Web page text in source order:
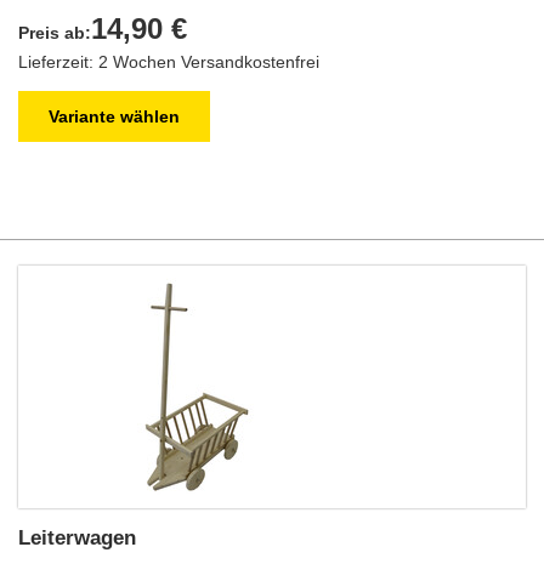
Preis ab:14,90 €
Lieferzeit: 2 Wochen Versandkostenfrei
Variante wählen
Leiterwagen